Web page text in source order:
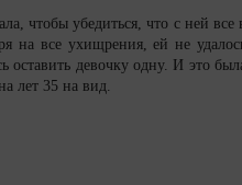
чтобы убедиться, что с ней все
на все ухищрения, ей не
оставить девочку одну. И это
лет 35 на вид.